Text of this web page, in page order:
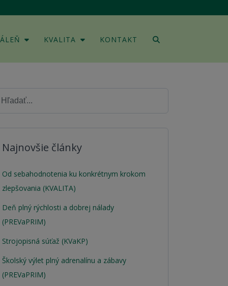
KVALITA KONTAKT
Najnovšie články
Od sebahodnotenia ku konkrétnym krokom
zlepšovania (KVALITA)
Deň plný rýchlosti a dobrej nálady
(PREVaPRIM)
Strojopisná súťaž (KVaKP)
Školský výlet plný adrenalínu a zábavy
(PREVaPRIM)